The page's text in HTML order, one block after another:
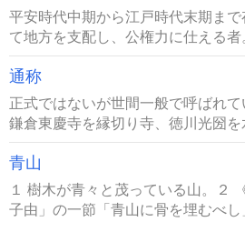
平安時代中期から江戸時代末期ま
て地方を支配し、公権力に仕える
通称
正式ではないが世間一般で呼ばれて
鎌倉東慶寺を縁切り寺、徳川光圀
青山
１ 樹木が青々と茂っている山。２
子由」の一節「青山に骨を埋むべし